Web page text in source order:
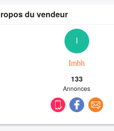
du vendeur
Imbh
133
Annonces